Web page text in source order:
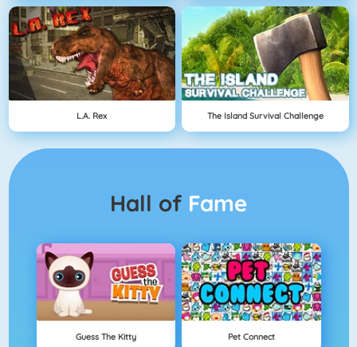
L.A. Rex The Island Survival Challenge
Hall of Fame
Guess The Kitty Pet Connect